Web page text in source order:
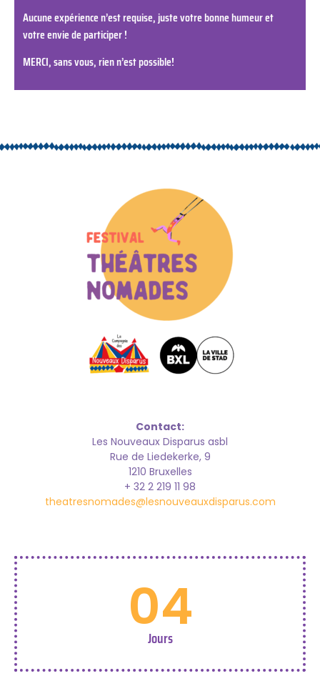
Aucune expérience n’est requise, juste votre bonne humeur et
votre envie de participer !
MERCI, sans vous, rien n’est possible!
Contact:
Les Nouveaux Disparus asbl
Rue de Liedekerke, 9
1210 Bruxelles
+ 32 2 219 11 98
theatresnomades@lesnouveauxdisparus.com
04
Jours